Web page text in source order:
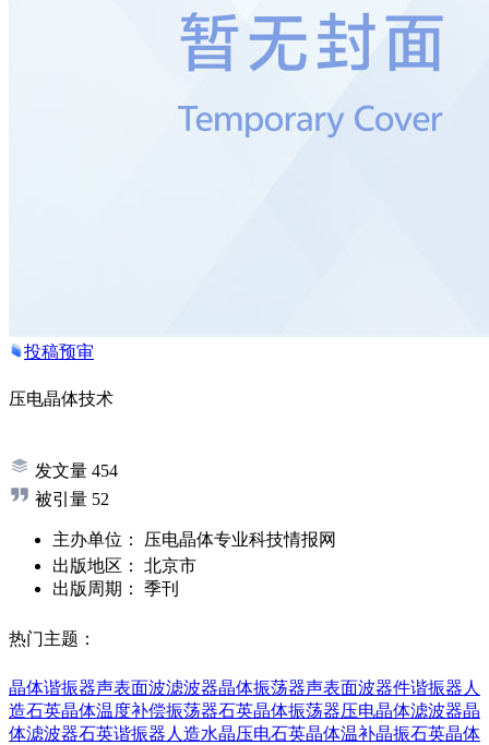
投稿预审
压电晶体技术
发文量 454
被引量 52
主办单位：
压电晶体专业科技情报网
出版地区：
北京市
出版周期：
季刊
热门主题：
晶体谐振器声表面波滤波器晶体振荡器声表面波器件谐振器 人
造石英晶体温度补偿振荡器石英晶体振荡器压电晶体滤波器晶
体滤波器石英谐振器 人造水晶压电石英晶体温补晶振石英晶体